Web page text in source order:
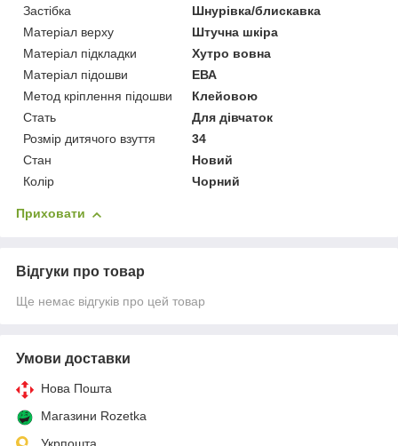
Застібка
Шнурівка/блискавка
Матеріал верху
Штучна шкіра
Матеріал підкладки
Хутро вовна
Матеріал підошви
ЕВА
Метод кріплення підошви
Клейовою
Стать
Для дівчаток
Розмір дитячого взуття
34
Стан
Новий
Колір
Чорний
Приховати
Відгуки про товар
Ще немає відгуків про цей товар
Умови доставки
Нова Пошта
Магазини Rozetka